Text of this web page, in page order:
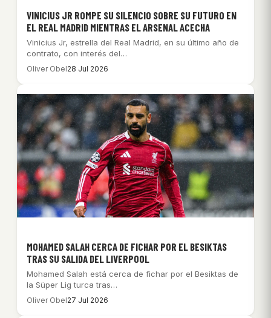
VINICIUS JR ROMPE SU SILENCIO SOBRE SU FUTURO EN
EL REAL MADRID MIENTRAS EL ARSENAL ACECHA
Vinicius Jr, estrella del Real Madrid, en su último año de
contrato, con interés del…
Oliver Obel28 Jul 2026
MOHAMED SALAH CERCA DE FICHAR POR EL BESIKTAS
TRAS SU SALIDA DEL LIVERPOOL
Mohamed Salah está cerca de fichar por el Besiktas de
la Süper Lig turca tras…
Oliver Obel27 Jul 2026